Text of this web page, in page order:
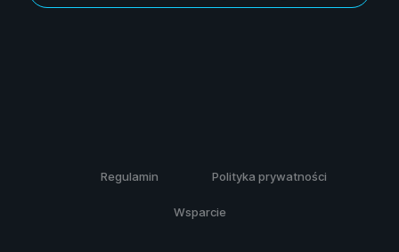
Regulamin Polityka prywatności
Wsparcie